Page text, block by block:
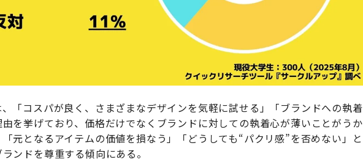
「コスパが良く、さまざまなデザインを気軽に試せる」「ブランドへの執着
を挙げており、価格だけでなくブランドに対しての執着心が薄いことがうか
元となるアイテムの価値を損なう」「どうしても“パクリ感”を否めない」と
ンドを尊重する傾向にある。